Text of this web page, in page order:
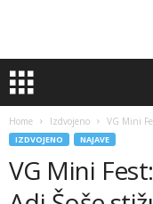
Home Izdvojeno VG Mini
IZDVOJENO NAJAVE
VG Mini